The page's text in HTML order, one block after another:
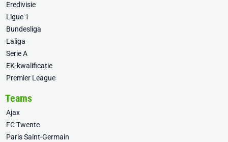
Eredivisie
Ligue 1
Bundesliga
Laliga
Serie A
EK-kwalificatie
Premier League
Teams
Ajax
FC Twente
Paris Saint-Germain